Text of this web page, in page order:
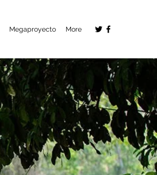
Megaproyecto More